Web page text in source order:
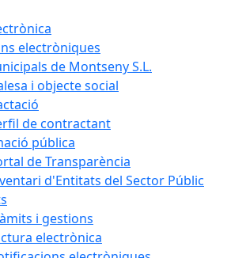
electròniques
de Montseny S.L.
i objecte social
de contractant
pública
de Transparència
d'Entitats del Sector Públic
i gestions
electrònica